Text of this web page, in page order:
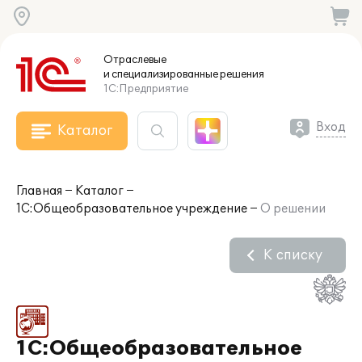
Отраслевые
и специализированныерешения
1С:Предприятие
Каталог Вход
Главная
Каталог
1С:Общеобразовательное учреждение
О решении
1С:Общеобразовательное
К списку